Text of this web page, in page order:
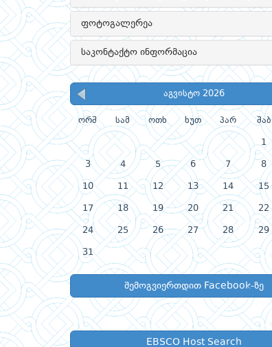
ფოტოგალერეა
საკონტაქტო ინფორმაცია
აგვისტო 2026
ორშ სამ ოთხ ხუთ პარ შაბ
1
3 4 5 6 7 8
10 11 12 13 14 15
17 18 19 20 21 22
24 25 26 27 28 29
31
შემოგვიერთდით Facebook-ზე
EBSCO Host Search